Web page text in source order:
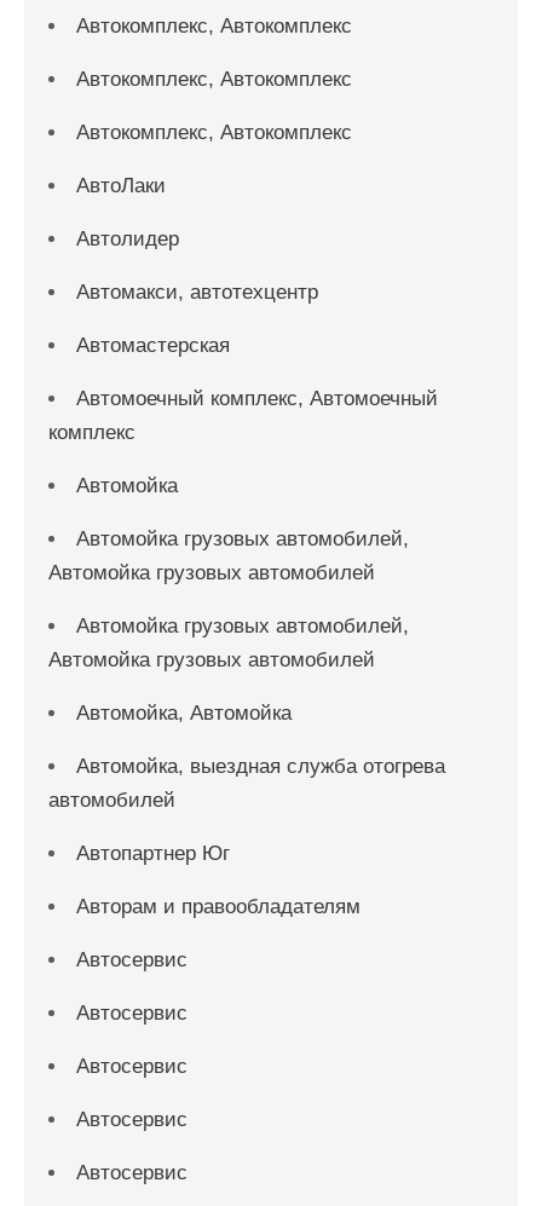
Автокомплекс, Автокомплекс
Автокомплекс, Автокомплекс
Автокомплекс, Автокомплекс
АвтоЛаки
Автолидер
Автомакси, автотехцентр
Автомастерская
Автомоечный комплекс, Автомоечный
комплекс
Автомойка
Автомойка грузовых автомобилей,
Автомойка грузовых автомобилей
Автомойка грузовых автомобилей,
Автомойка грузовых автомобилей
Автомойка, Автомойка
Автомойка, выездная служба отогрева
автомобилей
Автопартнер Юг
Авторам и правообладателям
Автосервис
Автосервис
Автосервис
Автосервис
Автосервис